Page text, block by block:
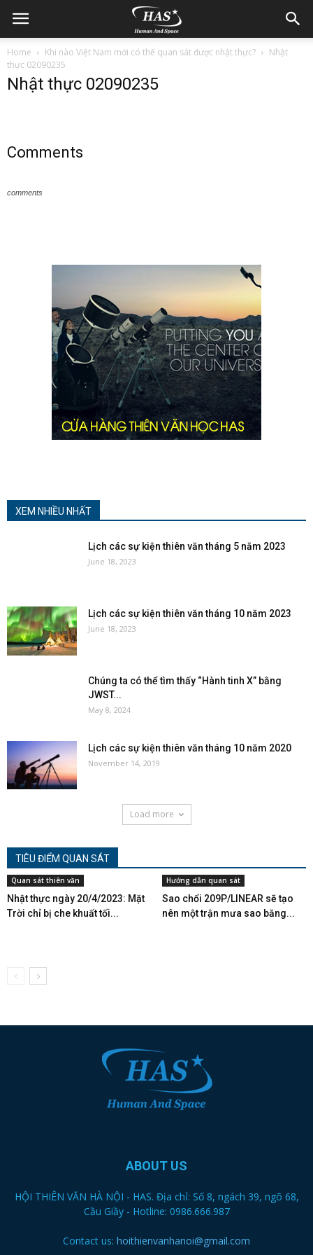
Home Khi nào Việt Nam mới có thể quan sát được nhật thực?
Nhật
thực 02090235
Nhật thực 02090235
Comments
comments
XEM NHIỀU NHẤT
Lịch các sự kiện thiên văn tháng 5 năm 2023
June 18, 2023
Lịch các sự kiện thiên văn tháng 10 năm 2023
June 18, 2023
Chúng ta có thể tìm thấy “Hành tinh X” bằng
JWST...
May 8, 2024
Lịch các sự kiện thiên văn tháng 10 năm 2020
November 14, 2019
Load more
TIÊU ĐIỂM QUAN SÁT
Quan sát thiên văn
Nhật thực ngày 20/4/2023: Mặt
Trời chỉ bị che khuất tối...
Hướng dẫn quan sát
Sao chổi 209P/LINEAR sẽ tạo
nên một trận mưa sao băng...
ABOUT US
HỘI THIÊN VĂN HÀ NỘI - HAS. Địa chỉ: Số 8, ngách 39, ngõ 68,
Cầu Giầy - Hotline: 0986.666.987
Contact us: hoithienvanhanoi@gmail.com